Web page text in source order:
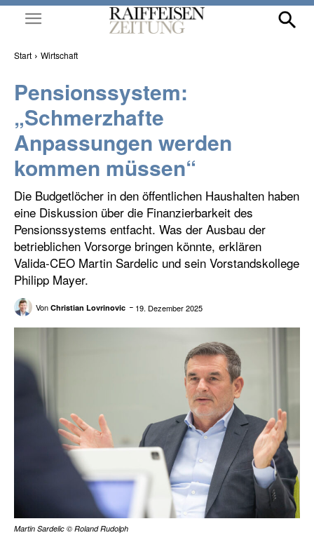
Start Wirtschaft
Pensionssystem:
„Schmerzhafte
Anpassungen werden
kommen müssen“
Die Budgetlöcher in den öffentlichen Haushalten haben
eine Diskussion über die Finanzierbarkeit des
Pensionssystems entfacht. Was der Ausbau der
betrieblichen Vorsorge bringen könnte, erklären
Valida-CEO Martin Sardelic und sein Vorstandskollege
Philipp Mayer.
Von Christian Lovrinovic 19. Dezember 2025
Martin Sardelic © Roland Rudolph